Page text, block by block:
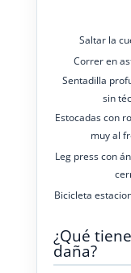
Saltar la
Correr en
Sentadilla
sin
Estocadas con
muy al
Leg press con
Bicicleta
¿Qué
daña?